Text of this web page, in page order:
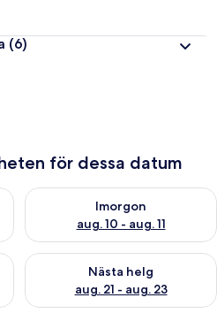
(6)
för dessa datum
ikväll aug. 9 - aug. 10
Imorgon
aug. 10 - aug. 11
Kontrollera tillgängligheten
den här helgen aug. 14 - aug.
Nästa helg
aug. 21 - aug. 23
Kontrollera tillgängligheten